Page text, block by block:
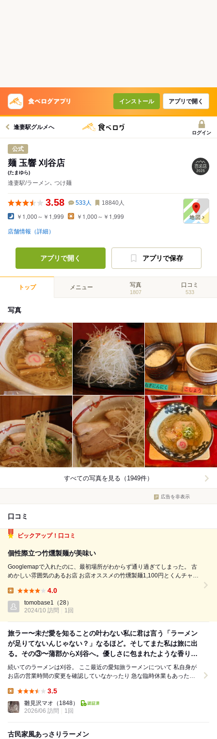
インストール アプリで開く
逢妻駅グルメへ
ログイン
公式
麺 玉響 刈谷店
(たまゆら)
逢妻駅/ラーメン､ つけ麺
3.58 533人 18840人
￥1,000～￥1,999 ￥1,000～￥1,999
店舗情報（詳細）
アプリで開く アプリで保存
トップ メニュー 写真
1807
口コミ
533
写真
すべての写真を見る（1949件）
広告を非表示
口コミ
ピックアップ！口コミ
個性際立つ竹燻製麺が美味い
Googlemapで入れたのに、最初場所がわからず通り過ぎてしまった。 古
めかしい雰囲気のあるお店 お店オススメの竹燻製麺1,100円とくんチャ漬
提供 ラーメンは手作り感のある器で提供 スープも麺も透き通っていて綺
麗...
4.0
tomobase1 （28）
2024/10 訪問
1回
旅ラー〜未だ愛を知ることの叶わない私に君は言う「ラーメン
が足りてないんじゃない？」なるほど。そしてまた私は旅に出
る。その③〜蒲郡から刈谷へ。優しさに包まれたような香りの
１杯とは。
続いてのラーメンは刈谷。 ここ最近の愛知旅ラーメンについて 私自身が
お店の営業時間の変更を確認していなかったり 急な臨時休業もあったり
3.5
雛見沢マオ （1848）
2026/06 訪問
1回
古民家風あっさりラーメン